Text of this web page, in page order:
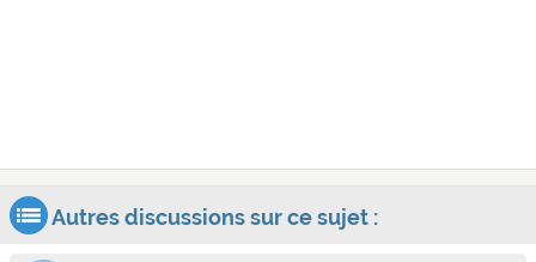
Autres discussions sur ce sujet :